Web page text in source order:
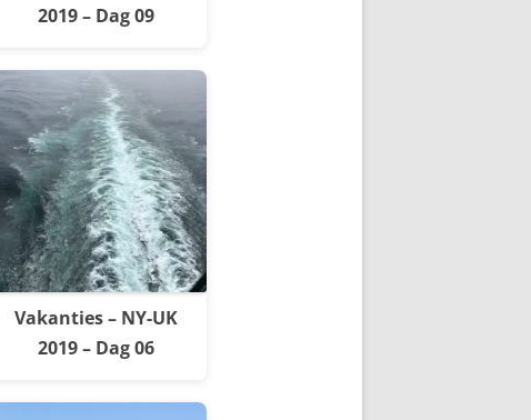
2019 – Dag 09
Vakanties – NY-UK
2019 – Dag 06